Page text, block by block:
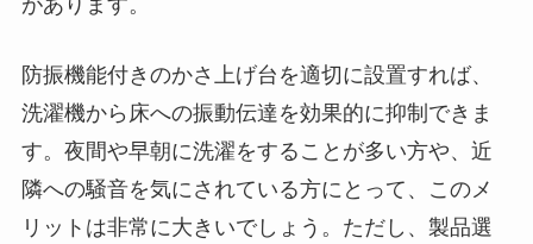
があります。
防振機能付きのかさ上げ台を適切に設置すれば、
洗濯機から床への振動伝達を効果的に抑制できま
す。夜間や早朝に洗濯をすることが多い方や、近
隣への騒音を気にされている方にとって、このメ
リットは非常に大きいでしょう。ただし、製品選